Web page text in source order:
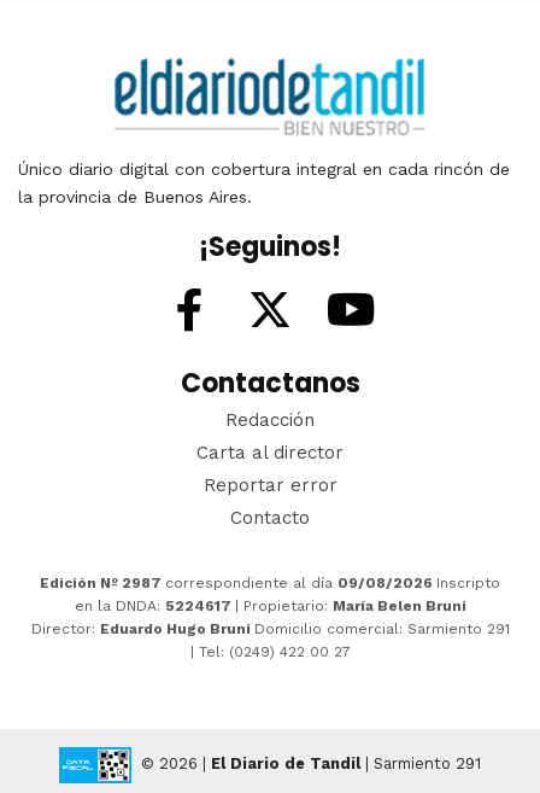
Único diario digital con cobertura integral en cada rincón de
la provincia de Buenos Aires.
¡Seguinos!
Contactanos
Redacción
Carta al director
Reportar error
Contacto
Edición Nº 2987 correspondiente al día 09/08/2026 Inscripto
en la DNDA: 5224617 | Propietario: María Belen Bruni
Director: Eduardo Hugo Bruni Domicilio comercial: Sarmiento 291
| Tel: (0249) 422 00 27
© 2026 | El Diario de Tandil| Sarmiento 291